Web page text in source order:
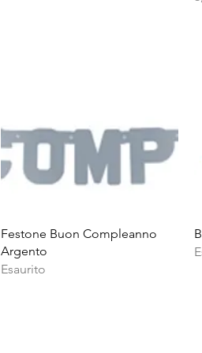
Vista rapida
Festone Buon Compleanno
Argento
Esaurito